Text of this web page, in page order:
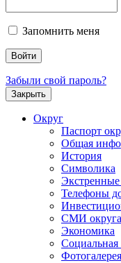
Запомнить меня
Забыли свой пароль?
Закрыть
Округ
Паспорт
Общая
История
Символика
Телефоны
СМИ округа
Экономика
Социальная
Фотогалерея